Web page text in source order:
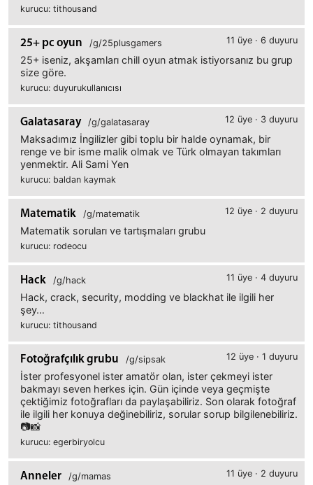
kurucu: tithousand
25+ pc oyun /g/25plusgamers 11 üye · 6 duyuru
25+ iseniz, akşamları chill oyun atmak istiyorsanız bu grup
size göre.
kurucu: duyurukullanıcısı
Galatasaray /g/galatasaray 12 üye · 3 duyuru
Maksadımız İngilizler gibi toplu bir halde oynamak, bir
renge ve bir isme malik olmak ve Türk olmayan takımları
yenmektir. Ali Sami Yen
kurucu: baldan kaymak
Matematik /g/matematik 12 üye · 2 duyuru
Matematik soruları ve tartışmaları grubu
kurucu: rodeocu
Hack /g/hack 11 üye · 4 duyuru
Hack, crack, security, modding ve blackhat ile ilgili her
şey…
kurucu: tithousand
Fotoğrafçılık grubu /g/sipsak 12 üye · 1 duyuru
İster profesyonel ister amatör olan, ister çekmeyi ister
bakmayı seven herkes için. Gün içinde veya geçmişte
çektiğimiz fotoğrafları da paylaşabiliriz. Son olarak fotoğraf
ile ilgili her konuya değinebiliriz, sorular sorup bilgilenebiliriz.
📷📸
kurucu: egerbiryolcu
Anneler /g/mamas 11 üye · 2 duyuru